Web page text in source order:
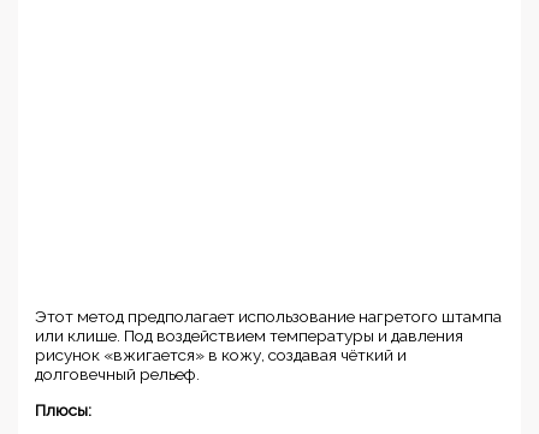
Этот метод предполагает использование нагретого штампа
или клише. Под воздействием температуры и давления
рисунок «вжигается» в кожу, создавая чёткий и
долговечный рельеф.
Плюсы: